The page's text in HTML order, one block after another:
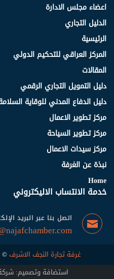
اعضاء مجلس الادارة
الدليل التجاري
الرئيسية
المركز العراقي للتحكيم الدولي
المقالات
دليل التمويل التجاري الرقمي
دليل الدفاع المدني للوقاية
مركز تطوير الاعمال
مركز تطوير السياحة
مركز سيدات الاعمال
نبذة عن الغرفة
Home
خدمة الانتساب الاليكتروني
اتصل بنا عبر البريد
غرفة تجارة النجف الاشرف© 2011 جميع الحقوق محفوظة
استضافة وتصميم: شركة